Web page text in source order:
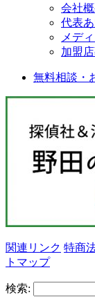
会社
代表
メデ
加盟
無料相談・
関連リンク 特商
トマップ
検索: